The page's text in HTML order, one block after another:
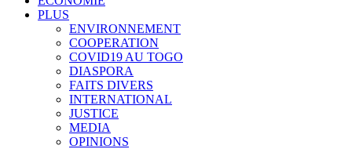
PLUS
ENVIRONNEMENT
COOPERATION
COVID19 AU TOGO
DIASPORA
FAITS DIVERS
INTERNATIONAL
JUSTICE
MEDIA
OPINIONS